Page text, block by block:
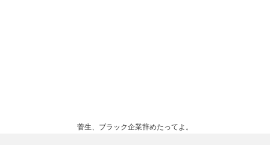
菅生、ブラック企業辞めたってよ。